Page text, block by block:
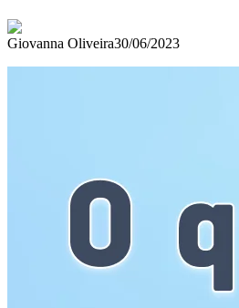
Giovanna Oliveira30/06/2023